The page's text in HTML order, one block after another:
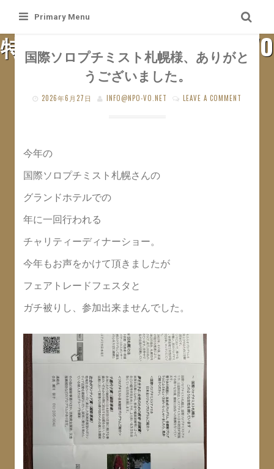
content
Primary Menu
特定非営利活動法人 札幌VO
SAPPORO VO WEB SITE
国際ソロプチミスト札幌様、ありがと
うございました。
2026年6月27日 INFO@NPO-VO.NET LEAVE A COMMENT
今年の
国際ソロプチミスト札幌さんの
グランドホテルでの
年に一回行われる
チャリティーディナーショー。
今年もお声をかけて頂きましたが
フェアトレードフェスタと
ガチ被りし、参加出来ませんでした。